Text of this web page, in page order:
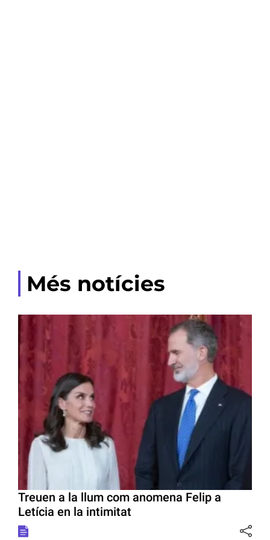
Més notícies
Treuen a la llum com anomena Felip a
Letícia en la intimitat